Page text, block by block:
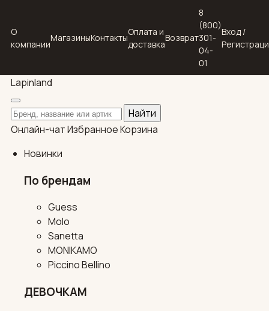
О
компании
МагазиныКонтакты
Оплата и
доставка
Возврат
8
(800)
301-
04-
01
Вход /
Lapinland
Поиск по каталогу
Найти
Онлайн-чатИзбранноеКорзина
Новинки
По брендам
Guess
Molo
Sanetta
MONIKAMO
Piccino Bellino
ДЕВОЧКАМ